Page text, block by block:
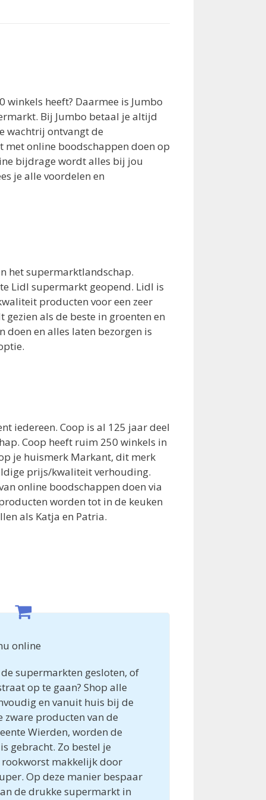
heeft? Daarmee is Jumbo
Bij Jumbo betaal je altijd
wachtrij ontvangt de
met online boodschappen doen op
bijdrage wordt alles bij jou
je alle voordelen en
het supermarktlandschap.
Lidl supermarkt geopend. Lidl is
producten voor een zeer
als de beste in groenten en
en alles laten bezorgen is
iedereen. Coop is al 125 jaar deel
Coop heeft ruim 250 winkels in
je huismerk Markant, dit merk
prijs/kwaliteit verhouding.
online boodschappen doen via
worden tot in de keuken
als Katja en Patria.
online
supermarkten gesloten, of
op te gaan? Shop alle
en vanuit huis bij de
producten van de
Wierden, worden de
gebracht. Zo bestel je
rookworst makkelijk door
Op deze manier bespaar
de drukke supermarkt in